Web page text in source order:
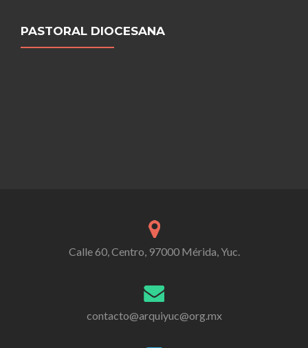
PASTORAL DIOCESANA
Calle 60, Centro, 97000 Mérida, Yuc.
contacto@arquiyuc@org.mx